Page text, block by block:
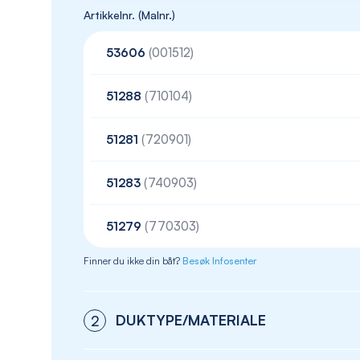
Artikkelnr. (Malnr.)
Finner du ikke din båt? Besøk Infosenter
53606 (001512)
51288 (710104)
51281 (720901)
51283 (740903)
51279 (770303)
2 DUKTYPE/MATERIALE